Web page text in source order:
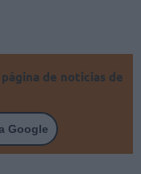
de noticias de
Google